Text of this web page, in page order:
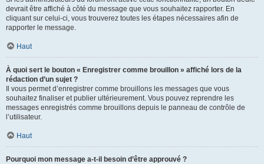
devrait être affiché à côté du message que vous souhaitez rapporter. En
cliquant sur celui-ci, vous trouverez toutes les étapes nécessaires afin de
rapporter le message.
Haut
À quoi sert le bouton « Enregistrer comme brouillon » affiché lors de la
rédaction d’un sujet ?
Il vous permet d’enregistrer comme brouillons les messages que vous
souhaitez finaliser et publier ultérieurement. Vous pouvez reprendre les
messages enregistrés comme brouillons depuis le panneau de contrôle de
l’utilisateur.
Haut
Pourquoi mon message a-t-il besoin d’être approuvé ?